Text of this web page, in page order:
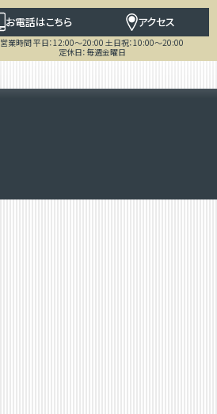
お電話はこちら アクセス
営業時間 平日：12:00～20:00 土日祝：10:00～20:00
定休日：毎週金曜日